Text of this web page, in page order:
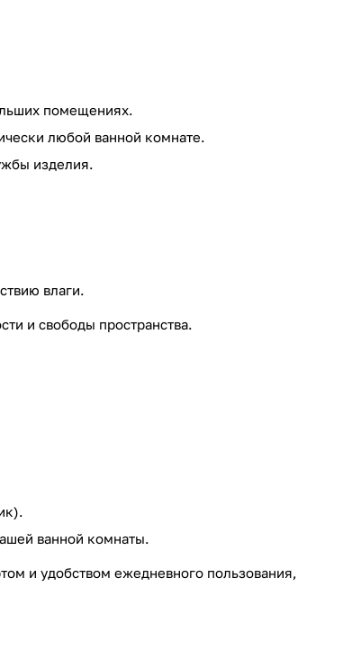
помещениях.
любой ванной комнате.
изделия.
влаги.
и свободы пространства.
ванной комнаты.
и удобством ежедневного пользования,